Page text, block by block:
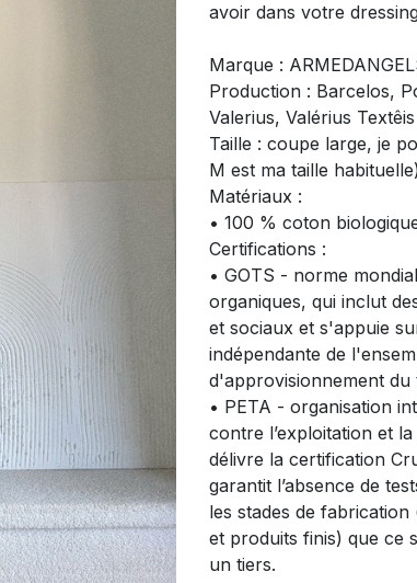
avoir dans votre
Marque :
Production : Barcelos,
Valerius, Valérius
Taille : coupe large, je
M est ma taille
Matériaux :
• 100 % coton
Certifications :
• GOTS - norme
organiques, qui inclut
et sociaux et s'appuie
indépendante de
d'approvisionnement du
• PETA - organisation
contre l’exploitation et
délivre la certification
garantit l’absence de
les stades de
et produits finis) que ce
un tiers.